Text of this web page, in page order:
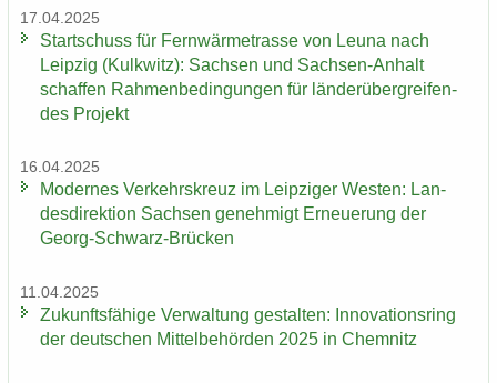
17.04.2025
Start­schuss für Fern­wär­me­tras­se von Leuna nach
Leip­zig (Kulk­witz): Sach­sen und Sachsen-​Anhalt
schaf­fen Rah­men­be­din­gun­gen für län­der­über­grei­fen­
des Pro­jekt
16.04.2025
Mo­der­nes Ver­kehrs­kreuz im Leip­zi­ger Wes­ten: Lan­
des­di­rek­ti­on Sach­sen ge­neh­migt Er­neue­rung der
Georg-​Schwarz-Brücken
11.04.2025
Zu­kunfts­fä­hi­ge Ver­wal­tung ge­stal­ten: In­no­va­ti­ons­ring
der deut­schen Mit­tel­be­hör­den 2025 in Chem­nitz